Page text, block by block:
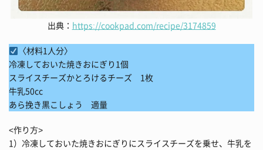
出典： https://cookpad.com/recipe/3174859
〈材料1人分〉
冷凍しておいた焼きおにぎり1個
スライスチーズかとろけるチーズ 1枚
牛乳50cc
あら挽き黒こしょう 適量
<作り方>
1）冷凍しておいた焼きおにぎりにスライスチーズを乗せ、牛乳を